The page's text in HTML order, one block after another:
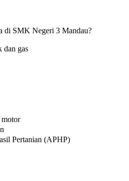
di SMK Negeri 3 Mandau?
dan gas
motor
Pertanian (APHP)